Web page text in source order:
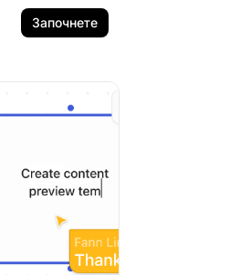
Започнете